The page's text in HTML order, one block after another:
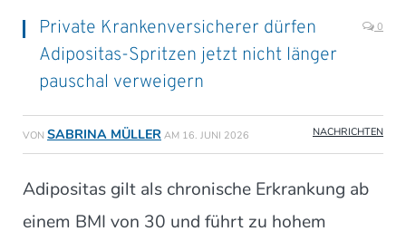
Private Krankenversicherer dürfen
Adipositas-Spritzen jetzt nicht länger
pauschal verweigern
0
VON SABRINA MÜLLER AM 16. JUNI 2026 NACHRICHTEN
Adipositas gilt als chronische Erkrankung ab
einem BMI von 30 und führt zu hohem